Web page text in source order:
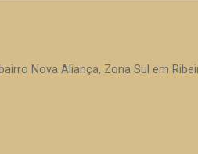
Nova Aliança, Zona Sul em